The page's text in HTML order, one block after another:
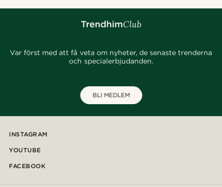
Var först med att få veta om nyheter, de senaste trenderna
och specialerbjudanden.
BLI MEDLEM
INSTAGRAM
YOUTUBE
FACEBOOK